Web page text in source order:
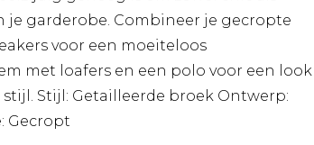
je garderobe. Combineer je gecropte
voor een moeiteloos
met loafers en een polo voor een look
Stijl: Getailleerde broek Ontwerp:
Gecropt